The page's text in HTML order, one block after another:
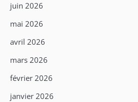
juin 2026
mai 2026
avril 2026
mars 2026
février 2026
janvier 2026